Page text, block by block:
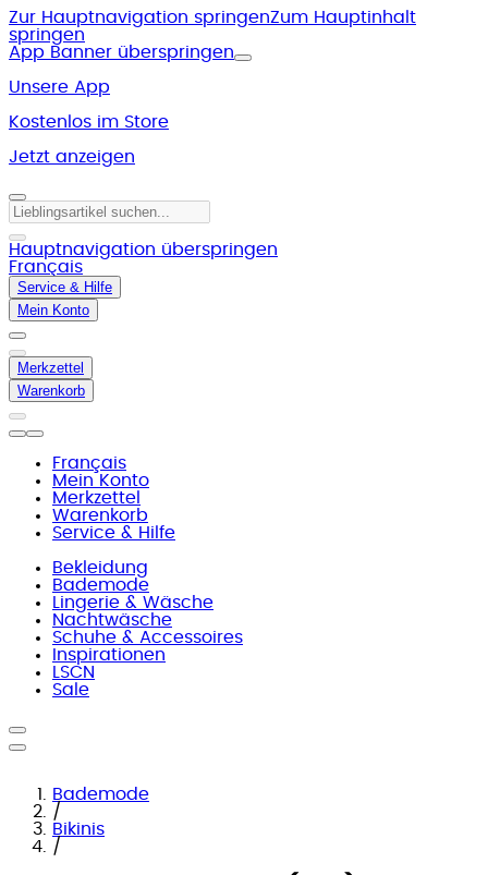
Zur Hauptnavigation springenZum Hauptinhalt
springen
App Banner überspringen
Unsere App
Kostenlos im Store
Jetzt anzeigen
Hauptnavigation überspringen
Français
Service & Hilfe
Mein Konto
Merkzettel
Warenkorb
Français
Mein Konto
Merkzettel
Warenkorb
Service & Hilfe
Bekleidung
Bademode
Lingerie & Wäsche
Nachtwäsche
Schuhe & Accessoires
Inspirationen
LSCN
Sale
Bademode
/
Bikinis
/